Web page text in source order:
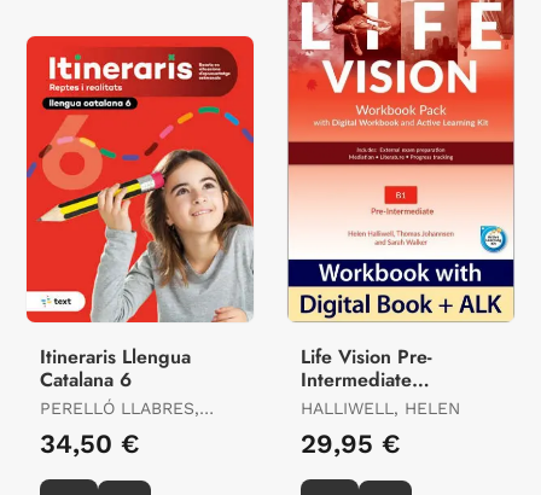
Itineraris Llengua
Catalana 6
PERELLÓ LLABRES,
34,50 €
Life Vision Pre-
Intermediate
Workbook
HALLIWELL, HELEN
29,95 €